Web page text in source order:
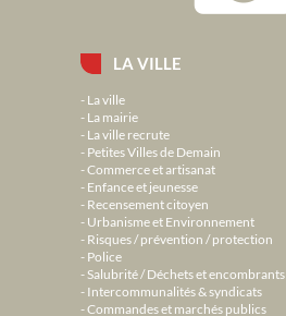
LA VILLE
La ville
La mairie
La ville recrute
Petites Villes de Demain
Commerce et artisanat
Enfance et jeunesse
Recensement citoyen
Urbanisme et Environnement
Risques / prévention / protection
Police
Salubrité / Déchets et encombrants
Intercommunalités & syndicats
Commandes et marchés publics